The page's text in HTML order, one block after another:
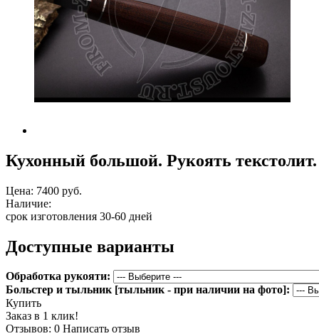
Кухонный большой. Рукоять
Цена: 7400 руб.
Наличие:
срок изготовления 30-60 дней
Доступные варианты
Обработка рукояти:
Больстер и тыльник [тыльник - при наличии на фото]:
Купить
Заказ в 1 клик!
Отзывов: 0 Написать отзыв